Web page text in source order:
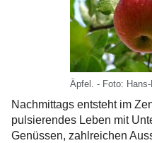
Äpfel. - Foto: Hans-
Nachmittags entsteht im
pulsierendes Leben mit
Genüssen, zahlreichen